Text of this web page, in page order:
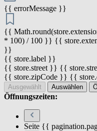
{{ errorMessage }}
{{
* 100) / 100 }} {{
}}
{{ store.label }}
{{ store.street }} {{
{{ store.zipCode }} {{
Ausgewählt Auswählen
Öffnungszeiten:
Seite {{